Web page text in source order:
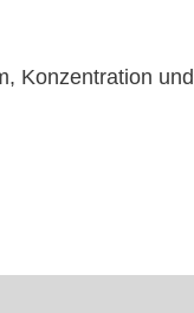
Konzentration und